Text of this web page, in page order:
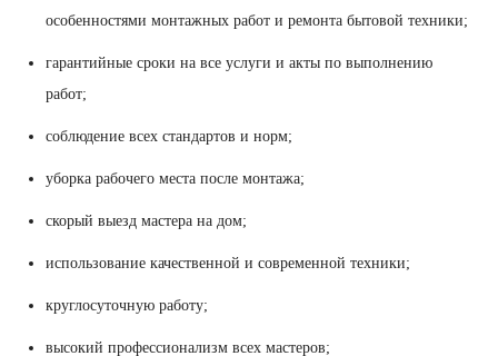
особенностями монтажных работ и ремонта бытовой техники;
гарантийные сроки на все услуги и акты по выполнению
работ;
соблюдение всех стандартов и норм;
уборка рабочего места после монтажа;
скорый выезд мастера на дом;
использование качественной и современной техники;
круглосуточную работу;
высокий профессионализм всех мастеров;